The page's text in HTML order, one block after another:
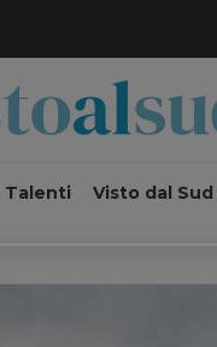
Talenti Visto dal Sud